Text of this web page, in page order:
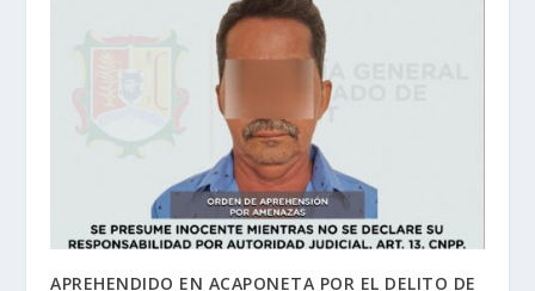
APREHENDIDO EN ACAPONETA POR EL DELITO DE